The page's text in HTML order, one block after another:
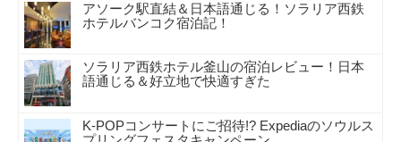
アソーク駅直結＆日本語通じる！ソラリア西鉄
ホテルバンコク宿泊記！
ソラリア西鉄ホテル釜山の宿泊レビュー！日本
語通じる＆好立地で快適すぎた
K-POPコンサートにご招待!? Expediaのソウルス